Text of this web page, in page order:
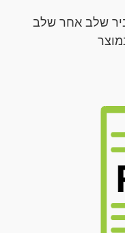
שלב אחר שלב